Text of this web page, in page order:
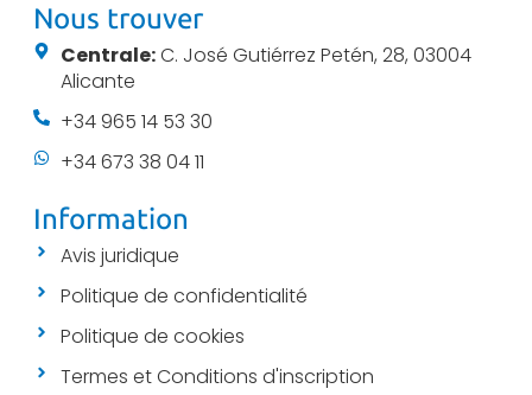
Nous trouver
Centrale:C. José Gutiérrez Petén, 28, 03004
Alicante
+34 965 14 53 30
+34 673 38 04 11
Information
Avis juridique
Politique de confidentialité
Politique de cookies
Termes et Conditions d'inscription